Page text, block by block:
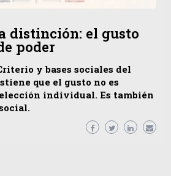
distinción: el gusto
poder
y bases sociales del
que el gusto no es
individual. Es también